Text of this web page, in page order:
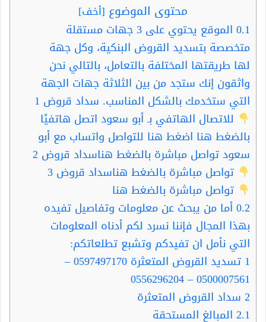
محتوى الموضوع [أخف]
0.1
الموقع يحتوي على 3 جهات مستقلة
متخصصة بتسديد القروض البنكية، وكل جهة
لها طريقتها المختلفة بالتعامل، بالتالي نحن
واثقون إنك ستجد من بين الثلاثة جهات الجهة
التي ستخدمك بالشكل المناسب. سداد قروض 1
للاتصال الهاتفي بـ أبو سعود اتصل هاتفيًا
بالضغط هنا اضغط هنا للتواصل واتساب مع أبو
سعود تواصل مباشرة بالضغط هناسداد قروض 2
تواصل مباشرة بالضغط هناسداد قروض 3
تواصل مباشرة بالضغط هنا
0.2أما من يبحث عن معلومات وتفاصيل تفيده
بهذا المجال فإننا نسرد لكم أدناه المعلومات
التي نأمل ان تفيدكم وتشبع تطلعاتكم:
1
تسديد القروض المتعثرة 0597497170 –
0500007561 – 0556296204
2 سداد القروض المتعثرة
2.1 المبالغ المستحقة